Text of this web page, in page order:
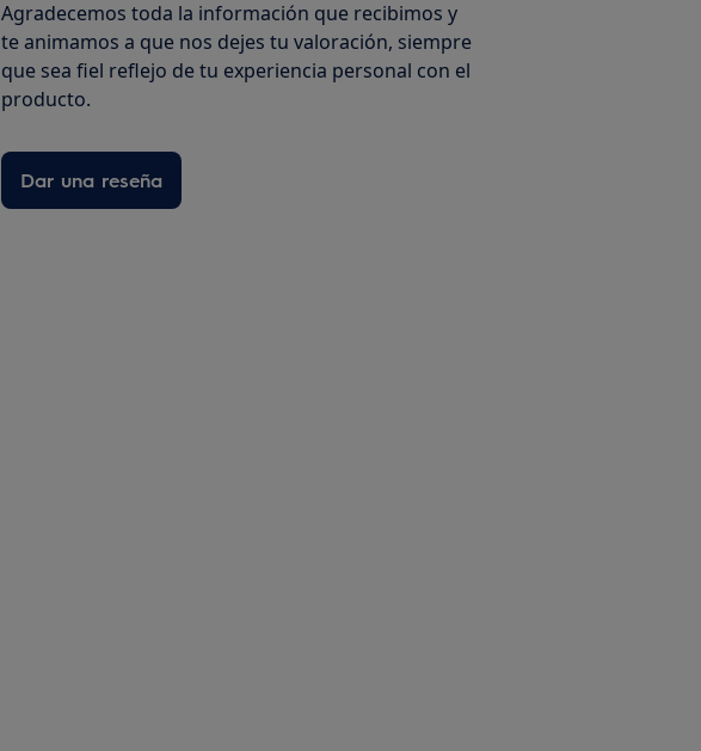
Agradecemos toda la información que recibimos y
te animamos a que nos dejes tu valoración, siempre
que sea fiel reflejo de tu experiencia personal con el
producto.
Dar una reseña